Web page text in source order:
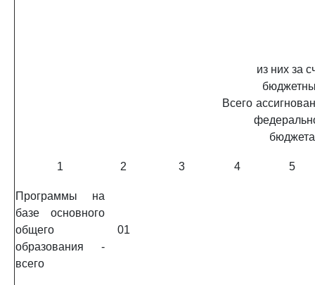
Всего
из них за
бюджета
1 2 3 4 5
Программы на
базе основного
общего
образования -
всего
01